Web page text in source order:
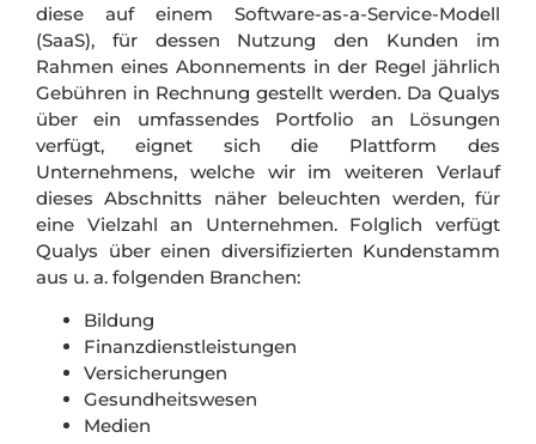
diese auf einem Software-as-a-Service-Modell
(SaaS), für dessen Nutzung den Kunden im
Rahmen eines Abonnements in der Regel jährlich
Gebühren in Rechnung gestellt werden. Da Qualys
über ein umfassendes Portfolio an Lösungen
verfügt, eignet sich die Plattform des
Unternehmens, welche wir im weiteren Verlauf
dieses Abschnitts näher beleuchten werden, für
eine Vielzahl an Unternehmen. Folglich verfügt
Qualys über einen diversifizierten Kundenstamm
aus u. a. folgenden Branchen:
Bildung
Finanzdienstleistungen
Versicherungen
Gesundheitswesen
Medien